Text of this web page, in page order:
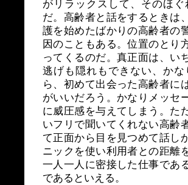
がリラックスして、そのほ
だ。高齢者と話をするときは
護を始めたばかりの高齢者の
因のこともある。位置のとり
ってくるのだ。真正面は、い
逃げも隠れもできない、か
ら、初めて出会った高齢者に
がいいだろう。かなりメッセ
に威圧感を与えてしまう。た
いフリで聞いてくれない高齢
て正面から目を見つめて話し
ニックを使い利用者との距離
一人一人に密接した仕事であ
であるといえる。